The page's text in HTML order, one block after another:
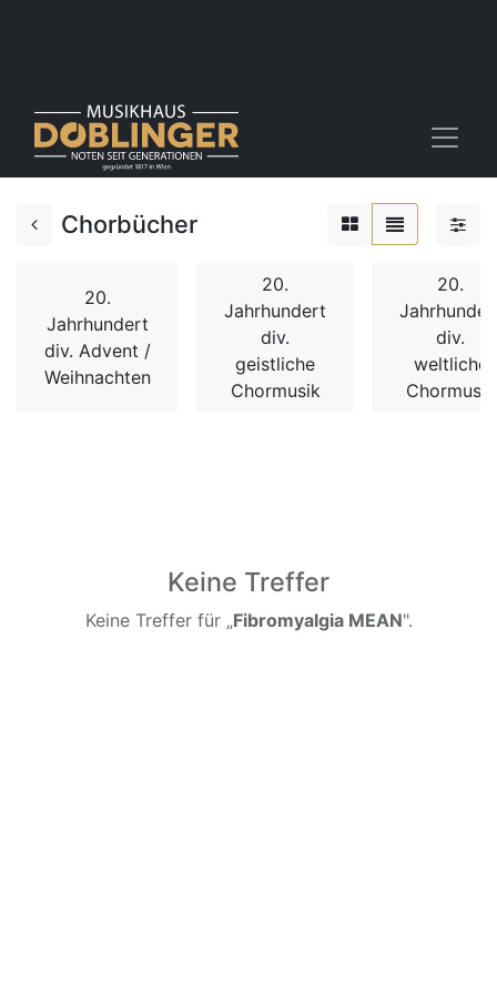
Chorbücher
20.
Jahrhundert
div. Advent /
Weihnachten
20.
Jahrhundert
div.
geistliche
Chormusik
20.
div.
weltliche
Chormusik
Keine Treffer
Keine Treffer für „Fibromyalgia MEAN".